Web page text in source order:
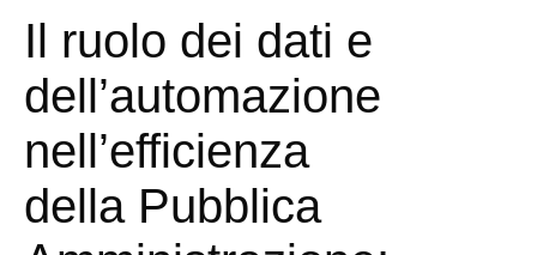
Il ruolo dei dati e
dell’automazione
nell’efficienza
della Pubblica